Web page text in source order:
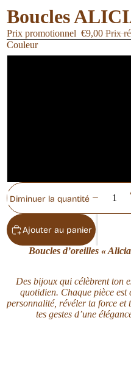
Boucles
Prix promotionnel €9,00 Prix
Couleur
Diminuer la quantité
Ajouter au panier
Boucles d’oreilles «
Des bijoux qui célèbrent ton
quotidien. Chaque pièce
personnalité, révéler ta force et
tes gestes d’une